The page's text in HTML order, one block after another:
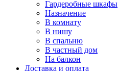
Гардеробные шкафы
Назначение
В комнату
В нишу
В спальню
В частный дом
На балкон
Доставка и оплата